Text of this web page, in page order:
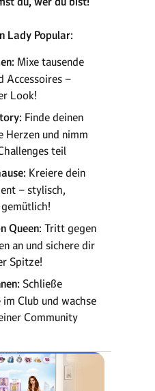
Lady Popular:
Mixe tausende
Accessoires –
Look!
Finde deinen
Herzen und nimm
teil
Kreiere dein
– stylisch,
Queen: Tritt gegen
an und sichere dir
Spitze!
Schließe
Club und wachse
Community